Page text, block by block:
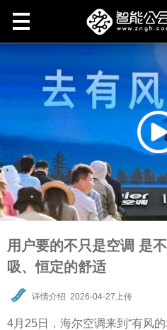
用户要的不只是空调 是
吸、恒定的舒适
详情介绍 2026-04-27上传
4月25日，海尔空调来到“有风